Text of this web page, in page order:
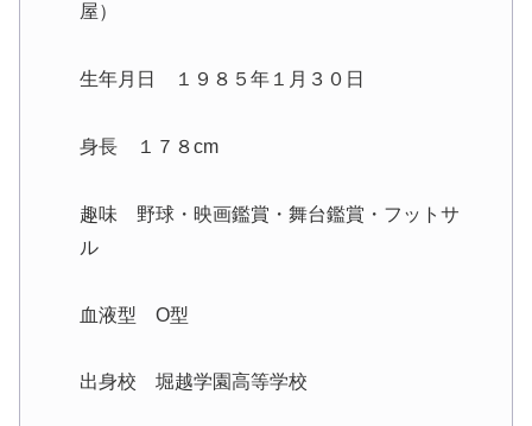
屋）
生年月日 １９８５年１月３０日
身長 １７８cm
趣味 野球・映画鑑賞・舞台鑑賞・フットサ
ル
血液型 O型
出身校 堀越学園高等学校